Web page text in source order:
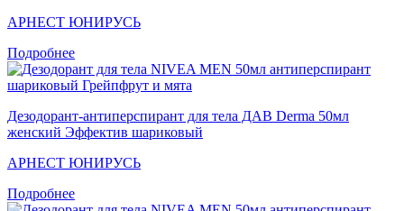
АРНЕСТ ЮНИРУСЬ
Подробнее
Дезодорант-антиперспирант для тела ДАВ Derma 50мл
женский Эффектив шариковый
АРНЕСТ ЮНИРУСЬ
Подробнее